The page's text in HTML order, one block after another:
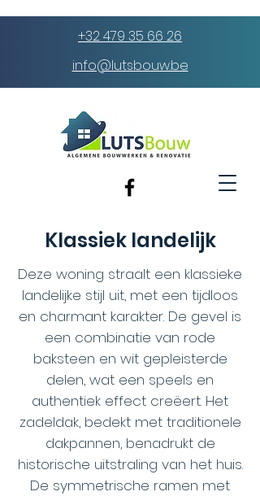
+32 479 35 66 26
info@lutsbouw.be
Klassiek landelijk
Deze woning straalt een klassieke
landelijke stijl uit, met een tijdloos
en charmant karakter. De gevel is
een combinatie van rode
baksteen en wit gepleisterde
delen, wat een speels en
authentiek effect creëert. Het
zadeldak, bedekt met traditionele
dakpannen, benadrukt de
historische uitstraling van het huis.
De symmetrische ramen met